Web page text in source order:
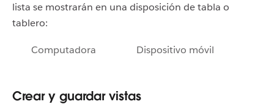
lista se mostrarán en una disposición de tabla o
tablero:
Computadora Dispositivo móvil
Crear y guardar vistas